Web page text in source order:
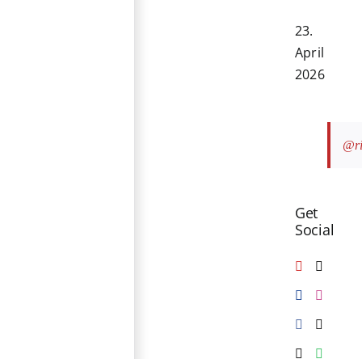
23.
April
2026
Get
Social